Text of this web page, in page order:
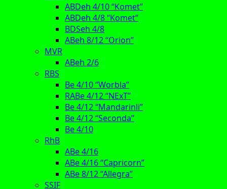
ABDeh 4/10 “Komet”
ABDeh 4/8 “Komet”
BDSeh 4/8
ABeh 8/12 “Orion”
MVR
ABeh 2/6
RBS
Be 4/10 “Worbla”
RABe 4/12 “NExT”
Be 4/12 “Mandarinli”
Be 4/12 “Seconda”
Be 4/10
RhB
ABe 4/16
ABe 4/16 “Capricorn”
ABe 8/12 “Allegra”
SSIF